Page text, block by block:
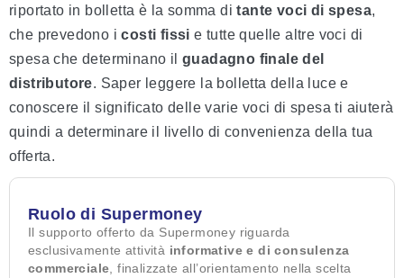
riportato in bolletta è la somma ditante voci di spesa,
che prevedono icosti fissi e tutte quelle altre voci di
spesa che determinano il guadagno finale del
distributore. Saper leggere la bolletta della luce e
conoscere il significato delle varie voci di spesa ti aiuterà
quindi a determinare il livello di convenienza della tua
offerta.
Ruolo di Supermoney
Il supporto offerto da Supermoney riguarda
esclusivamente attività informative e di consulenza
commerciale , finalizzate all’orientamento nella scelta